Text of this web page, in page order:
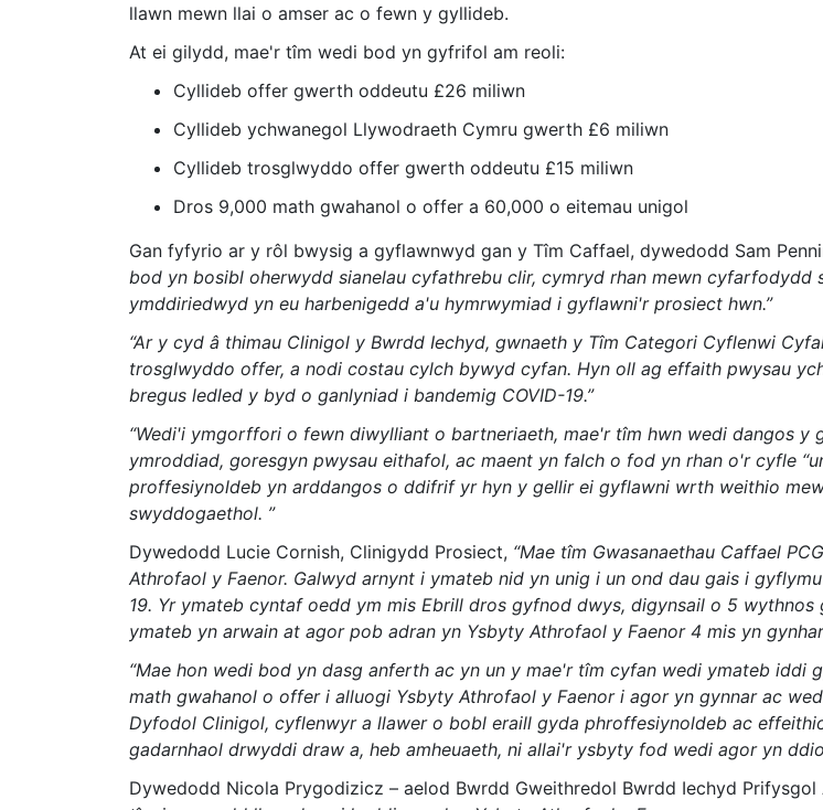
llawn mewn llai o amser ac o fewn y gyllideb.
At ei gilydd, mae'r tîm wedi bod yn gyfrifol am reoli:
Cyllideb offer gwerth oddeutu £26 miliwn
Cyllideb ychwanegol Llywodraeth Cymru gwerth £6 miliwn
Cyllideb trosglwyddo offer gwerth oddeutu £15 miliwn
Dros 9,000 math gwahanol o offer a 60,000 o eitemau unigol
Gan fyfyrio ar y rôl bwysig a gyflawnwyd gan y Tîm Caffael, dywedodd Sam
bod yn bosibl oherwydd sianelau cyfathrebu clir, cymryd rhan mewn
ymddiriedwyd yn eu harbenigedd a'u hymrwymiad i gyflawni'r prosiect hwn.”
“Ar y cyd â thimau Clinigol y Bwrdd Iechyd, gwnaeth y Tîm Categori Cyflenwi
trosglwyddo offer, a nodi costau cylch bywyd cyfan. Hyn oll ag effaith pwysau
bregus ledled y byd o ganlyniad i bandemig COVID-19.”
“Wedi'i ymgorffori o fewn diwylliant o bartneriaeth, mae'r tîm hwn wedi dangos
ymroddiad, goresgyn pwysau eithafol, ac maent yn falch o fod yn rhan o'r cyfle
proffesiynoldeb yn arddangos o ddifrif yr hyn y gellir ei gyflawni wrth weithio
swyddogaethol. ”
Dywedodd Lucie Cornish, Clinigydd Prosiect, “Mae tîm Gwasanaethau Caffael
Athrofaol y Faenor. Galwyd arnynt i ymateb nid yn unig i un ond dau gais i
19. Yr ymateb cyntaf oedd ym mis Ebrill dros gyfnod dwys, digynsail o 5
ymateb yn arwain at agor pob adran yn Ysbyty Athrofaol y Faenor 4 mis yn
“Mae hon wedi bod yn dasg anferth ac yn un y mae'r tîm cyfan wedi ymateb
math gwahanol o offer i alluogi Ysbyty Athrofaol y Faenor i agor yn gynnar ac
Dyfodol Clinigol, cyflenwyr a llawer o bobl eraill gyda phroffesiynoldeb ac
gadarnhaol drwyddi draw a, heb amheuaeth, ni allai'r ysbyty fod wedi agor yn
Dywedodd Nicola Prygodizicz – aelod Bwrdd Gweithredol Bwrdd Iechyd